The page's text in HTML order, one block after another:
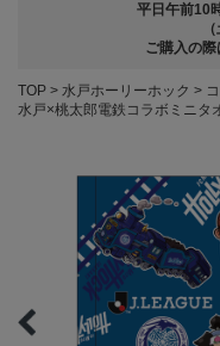
平日午前10
ご購入の際
TOP 水戸ホーリーホック
水戸×桃太郎電鉄コラボミニタ